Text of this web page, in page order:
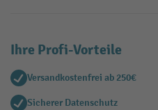
Ihre Profi-Vorteile
Versandkostenfrei ab 250€
Sicherer Datenschutz